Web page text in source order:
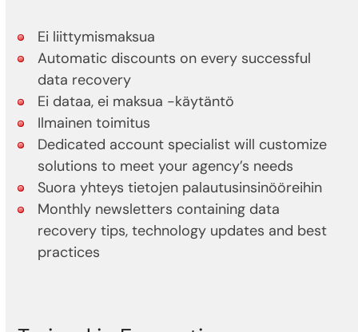
Ei liittymismaksua
Automatic discounts on every successful
data recovery
Ei dataa, ei maksua -käytäntö
Ilmainen toimitus
Dedicated account specialist will customize
solutions to meet your agency’s needs
Suora yhteys tietojen palautusinsinööreihin
Monthly newsletters containing data
recovery tips, technology updates and best
practices